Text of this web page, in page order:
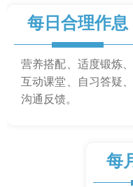
每日合理作息
营养搭配、适度锻炼、
互动课堂、自习答疑、
沟通反馈。
每